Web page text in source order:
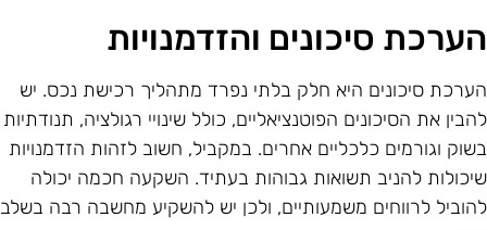
סיכונים והזדמנויות
סיכונים היא חלק בלתי נפרד מתהליך רכישת נכס. יש
את הסיכונים הפוטנציאליים, כולל שינויי רגולציה, תנודתיות
וגורמים כלכליים אחרים. במקביל, חשוב לזהות הזדמנויות
להניב תשואות גבוהות בעתיד. השקעה חכמה יכולה
לרווחים משמעותיים, ולכן יש להשקיע מחשבה רבה בשלב